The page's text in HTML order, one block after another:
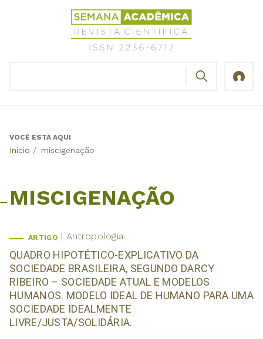
Revista
Científica
Semana
Back
VOCÊ ESTÁ AQUI
Início / miscigenação
MISCIGENAÇÃO
ARTIGO Antropologia
QUADRO HIPOTÉTICO-EXPLICATIVO DA
SOCIEDADE BRASILEIRA, SEGUNDO DARCY
RIBEIRO – SOCIEDADE ATUAL E MODELOS
HUMANOS. MODELO IDEAL DE HUMANO PARA UMA
SOCIEDADE IDEALMENTE
LIVRE/JUSTA/SOLIDÁRIA.